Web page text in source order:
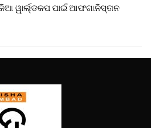
ୱାର୍ଲ୍ଡକପ ପାଇଁ ଆଫଗାନିସ୍ତାନ